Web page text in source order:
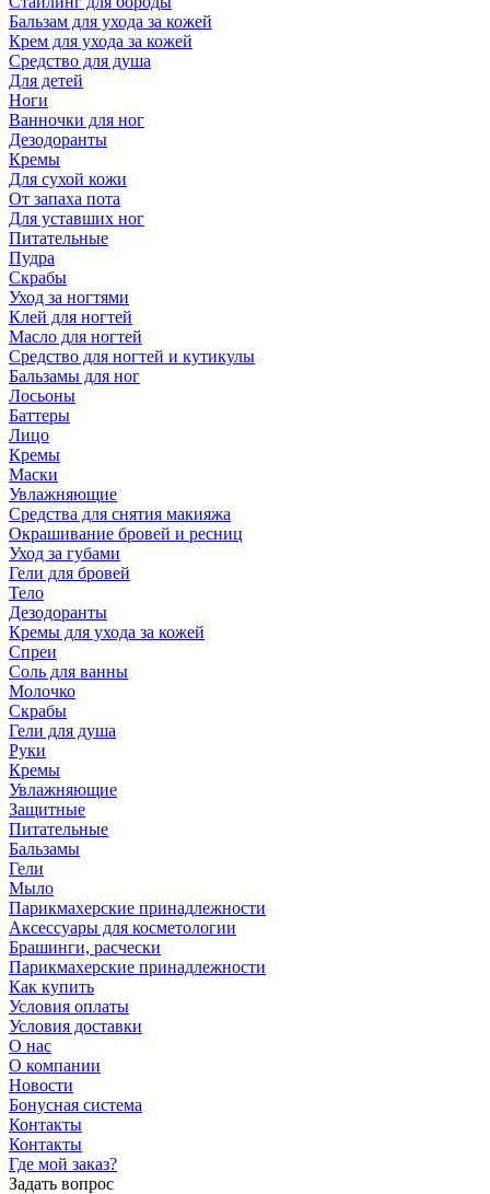
Бальзам для ухода за кожей
Крем для ухода за кожей
Средство для душа
Для детей
Ноги
Ванночки для ног
Дезодоранты
Кремы
Для сухой кожи
От запаха пота
Для уставших ног
Питательные
Пудра
Скрабы
Уход за ногтями
Клей для ногтей
Масло для ногтей
Средство для ногтей и кутикулы
Бальзамы для ног
Лосьоны
Баттеры
Лицо
Кремы
Маски
Увлажняющие
Средства для снятия макияжа
Окрашивание бровей и ресниц
Уход за губами
Гели для бровей
Тело
Дезодоранты
Кремы для ухода за кожей
Спреи
Соль для ванны
Молочко
Скрабы
Гели для душа
Руки
Кремы
Увлажняющие
Защитные
Питательные
Бальзамы
Гели
Мыло
Парикмахерские принадлежности
Аксессуары для косметологии
Брашинги, расчески
Парикмахерские принадлежности
Как купить
Условия оплаты
Условия доставки
О нас
О компании
Новости
Бонусная система
Контакты
Контакты
Где мой заказ?
Задать вопрос